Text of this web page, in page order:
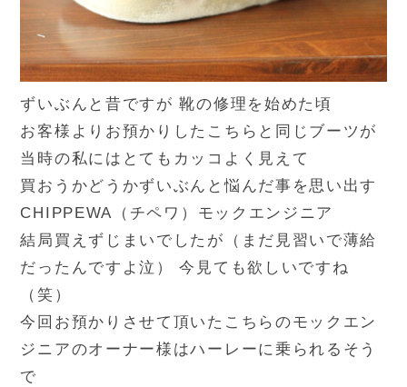
ずいぶんと昔ですが 靴の修理を始めた頃
お客様よりお預かりしたこちらと同じブーツが
当時の私にはとてもカッコよく見えて
買おうかどうかずいぶんと悩んだ事を思い出す
CHIPPEWA（チペワ）モックエンジニア
結局買えずじまいでしたが（まだ見習いで薄給
だったんですよ泣） 今見ても欲しいですね
（笑）
今回お預かりさせて頂いたこちらのモックエン
ジニアのオーナー様はハーレーに乗られるそう
で